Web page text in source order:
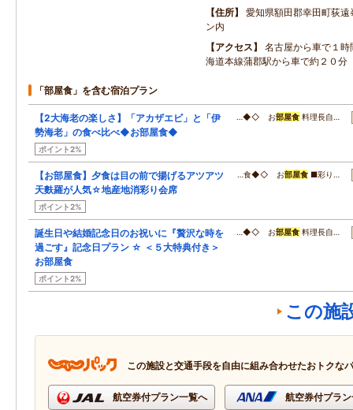
住所
愛知県額田郡幸田町荻
ン内
アクセス
名古屋から車で１
海道本線蒲郡駅から車で約２０分
「部屋食」を含む宿泊プラン
【2大海老の楽しさ】「アカザエビ」と「伊
勢海老」の食べ比べ◆お部屋食◆
ポイント2%
…◆◇ お部屋食 料理長自…
【お部屋食】夕食は目の前で揚げるアツアツ
天麩羅が人気☆地産地消彩り会席
ポイント2%
…食◆◇ お部屋食 ■彩り…
誕生日や結婚記念日のお祝いに『贅沢な時を
過ごす』記念日プラン ☆ ＜５大特典付き＞
お部屋食
ポイント2%
…◆◇ お部屋食 料理長自…
この施
この施設と交通手段を自由に組み合わせたおトクな
航空券付プラン一覧へ 航空券付プラ